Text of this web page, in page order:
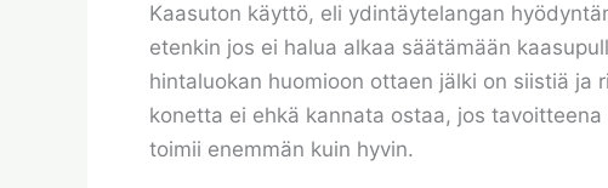
Kaasuton käyttö, eli ydintäytelangan
etenkin jos ei halua alkaa säätämään
hintaluokan huomioon ottaen jälki on siistiä
konetta ei ehkä kannata ostaa, jos
toimii enemmän kuin hyvin.